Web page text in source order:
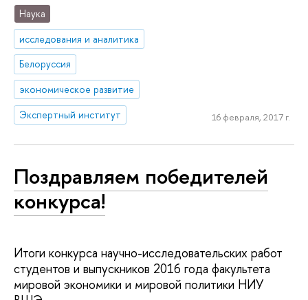
Наука
исследования и аналитика
Белоруссия
экономическое развитие
Экспертный институт
16 февраля, 2017 г.
Поздравляем победителей
конкурса!
Итоги конкурса научно-исследовательских работ
студентов и выпускников 2016 года факультета
мировой экономики и мировой политики НИУ